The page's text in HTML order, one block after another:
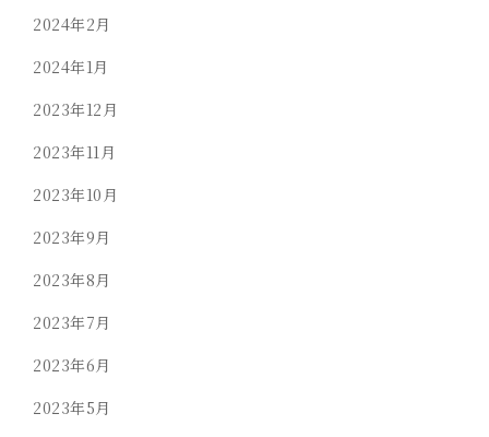
2024年2月
2024年1月
2023年12月
2023年11月
2023年10月
2023年9月
2023年8月
2023年7月
2023年6月
2023年5月